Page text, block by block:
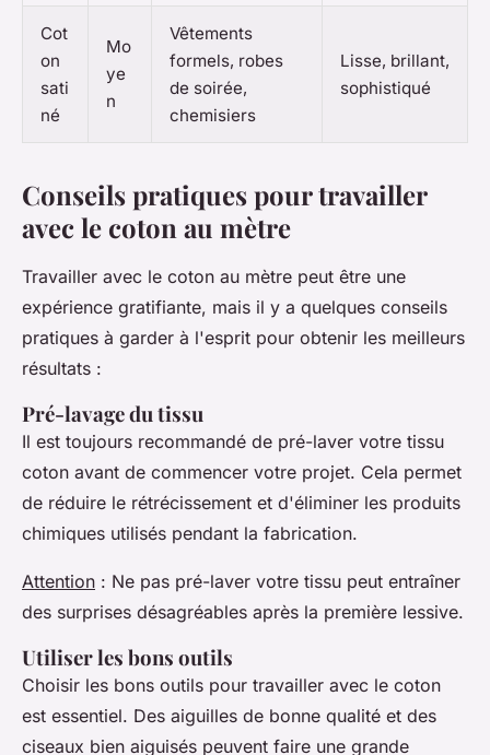
Cot
on
sati
né
Mo
ye
n
Vêtements
formels, robes
de soirée,
chemisiers
Lisse, brillant,
sophistiqué
Conseils pratiques pour travailler
avec le coton au mètre
Travailler avec le coton au mètre peut être une
expérience gratifiante, mais il y a quelques conseils
pratiques à garder à l'esprit pour obtenir les meilleurs
résultats :
Pré-lavage du tissu
Il est toujours recommandé de pré-laver votre tissu
coton avant de commencer votre projet. Cela permet
de réduire le rétrécissement et d'éliminer les produits
chimiques utilisés pendant la fabrication.
Attention : Ne pas pré-laver votre tissu peut entraîner
des surprises désagréables après la première lessive.
Utiliser les bons outils
Choisir les bons outils pour travailler avec le coton
est essentiel. Des aiguilles de bonne qualité et des
ciseaux bien aiguisés peuvent faire une grande